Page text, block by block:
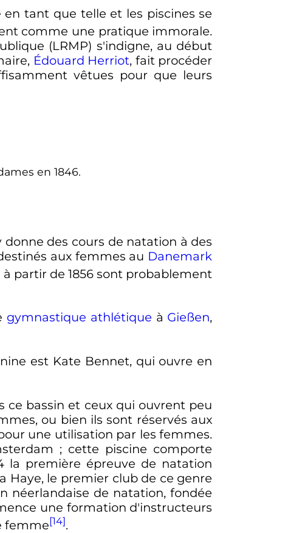
tant que telle et les piscines se
comme une pratique immorale.
(LRMP) s'indigne, au début
Édouard Herriot, fait procéder
vêtues pour que leurs
en 1846.
donne des cours de natation à des
aux femmes au Danemark
partir de 1856 sont probablement
gymnastique athlétique à Gießen,
est Kate Bennet, qui ouvre en
ce bassin et ceux qui ouvrent peu
ou bien ils sont réservés aux
une utilisation par les femmes.
; cette piscine comporte
la première épreuve de natation
Haye, le premier club de ce genre
néerlandaise de natation, fondée
une formation d'instructeurs
femme[14].